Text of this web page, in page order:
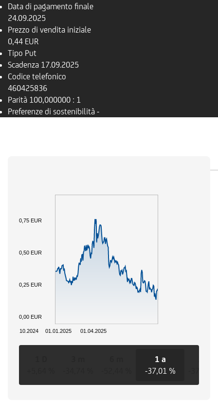
Data di pagamento finale
24.09.2025
Prezzo di vendita iniziale
0,44 EUR
Tipo Put
Scadenza 17.09.2025
Codice telefonico
460425836
Parità 100,000000 : 1
Preferenze di sostenibilità -
01.01.2025 01.04.2025
01.10.2024
0,00 EUR
0,25 EUR
0,50 EUR
0,75 EUR
1 a
-37,01 %